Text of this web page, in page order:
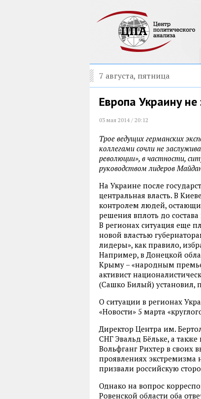
7 августа, пятница
Европа Украину не
03 мая 2014 / 20:12
Трое ведущих германских
коллегами сочли не
революции», в частности,
руководством лидеров
На Украине после
центральная власть. В
контролем людей,
решения вплоть до
В регионах ситуация еще
новой властью
лидеры», как правило,
Например, в Донецкой
Крыму – «народным
активист
(Сашко Билый) установил,
О ситуации в регионах
«Новости» 5 марта
Директор Центра им.
СНГ Эвальд Бёльке, а
Вольфганг Рихтер в своих
проявлениях экстремизма
призвали российскую
Однако на вопрос
Ровенской области оба